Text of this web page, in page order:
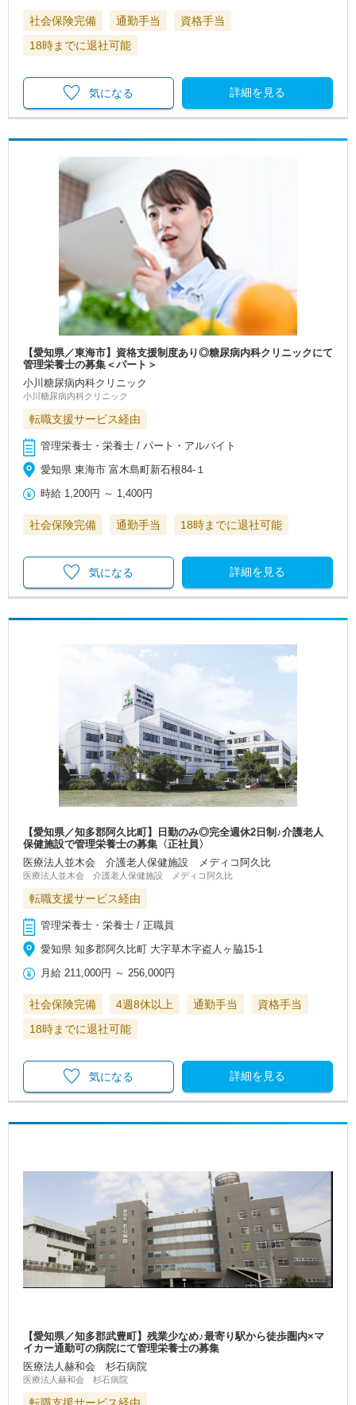
社会保険完備 通勤手当
資格手当
18時までに退社可能
詳細を見る
気になる
【愛知県／東海市】資格支援制度あり◎糖尿病内科クリニックにて
管理栄養士の募集＜パート＞
小川糖尿病内科クリニック
小川糖尿病内科クリニック
転職支援サービス経由
管理栄養士・栄養士 / パート・アルバイト
愛知県 東海市 富木島町新石根84-１
時給 1,200円 ～ 1,400円
社会保険完備 通勤手当 18時までに退社可能
詳細を見る
気になる
【愛知県／知多郡阿久比町】日勤のみ◎完全週休2日制♪介護老人
保健施設で管理栄養士の募集〈正社員〉
医療法人並木会 介護老人保健施設 メディコ阿久比
医療法人並木会 介護老人保健施設 メディコ阿久比
転職支援サービス経由
管理栄養士・栄養士 / 正職員
愛知県 知多郡阿久比町 大字草木字盗人ヶ脇15-1
月給 211,000円 ～256,000円
社会保険完備 4週8休以上 通勤手当
資格手当
18時までに退社可能
詳細を見る
気になる
【愛知県／知多郡武豊町】残業少なめ♪最寄り駅から徒歩圏内×マ
イカー通勤可の病院にて管理栄養士の募集
医療法人赫和会 杉石病院
医療法人赫和会 杉石病院